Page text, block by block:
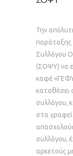
Την
παράταξης
Συλλόγου
(ΣΟΨΥ) να
καφέ
καταθέσει
συλλόγου,
στα
συλλόγου,
αρκετούς